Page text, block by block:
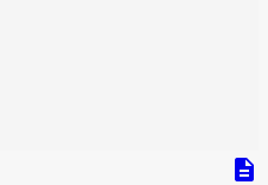
description